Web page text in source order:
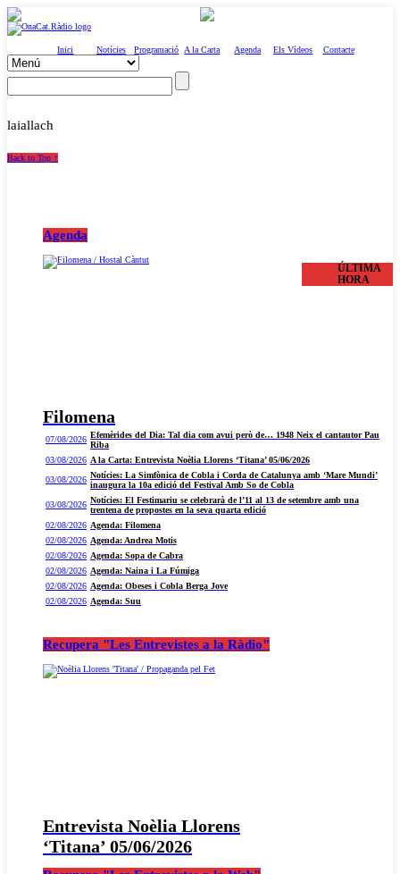
Inici Notícies Programació A la Carta Agenda Els Vídeos Contacte
laiallach
Back to Top ↑
Agenda
Filomena
ÚLTIMA
HORA
07/08/2026 Efemèrides del Dia: Tal dia com avui però de… 1948 Neix el cantautor Pau
Riba
03/08/2026 A la Carta: Entrevista Noèlia Llorens ‘Titana’ 05/06/2026
03/08/2026 Notícies: La Simfònica de Cobla i Corda de Catalunya amb ‘Mare Mundi’
inaugura la 10a edició del Festival Amb So de Cobla
03/08/2026 Notícies: El Festimariu se celebrarà de l’11 al 13 de setembre amb una
trentena de propostes en la seva quarta edició
02/08/2026 Agenda: Filomena
02/08/2026 Agenda: Andrea Motis
02/08/2026 Agenda: Sopa de Cabra
02/08/2026 Agenda: Naina i La Fúmiga
02/08/2026 Agenda: Obeses i Cobla Berga Jove
02/08/2026 Agenda: Suu
Recupera "Les Entrevistes a la Ràdio"
Entrevista Noèlia Llorens
‘Titana’ 05/06/2026